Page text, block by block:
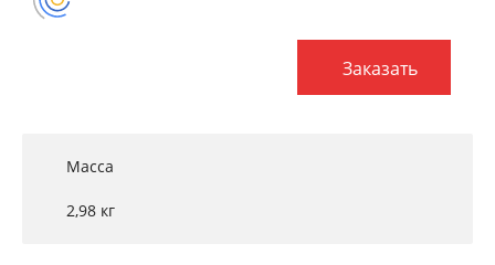
Заказать
Масса
2,98 кг